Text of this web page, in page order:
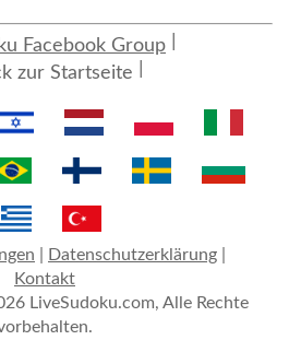
Facebook Group
zur Startseite
Datenschutzerklärung
Kontakt
LiveSudoku.com, Alle Rechte